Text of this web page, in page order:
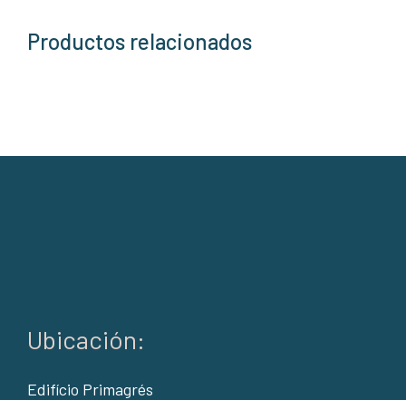
Productos relacionados
Ubicación:
Edifício Primagrés